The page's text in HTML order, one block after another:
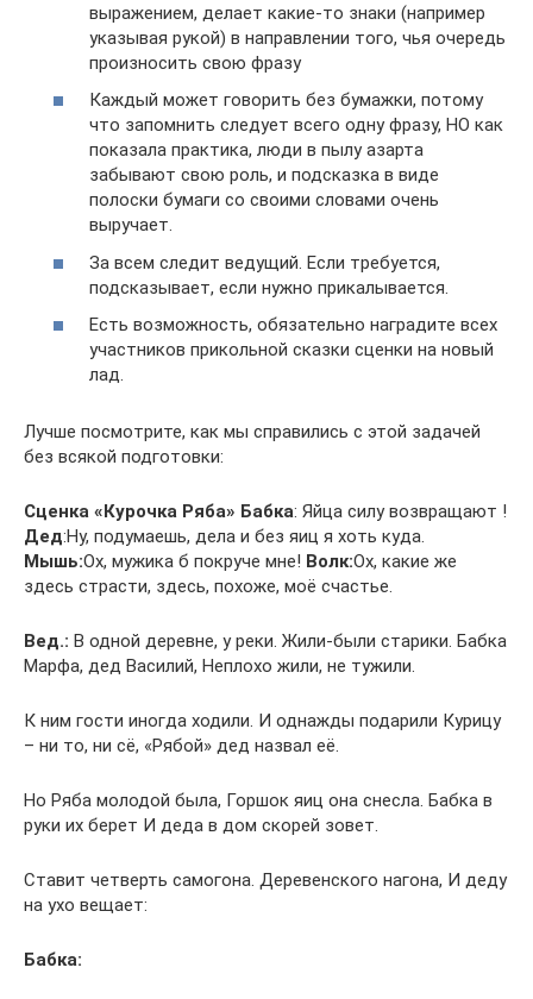
выражением, делает какие-то знаки (например
указывая рукой) в направлении того, чья очередь
произносить свою фразу
Каждый может говорить без бумажки, потому
что запомнить следует всего одну фразу, НО как
показала практика, люди в пылу азарта
забывают свою роль, и подсказка в виде
полоски бумаги со своими словами очень
выручает.
За всем следит ведущий. Если требуется,
подсказывает, если нужно прикалывается.
Есть возможность, обязательно наградите всех
участников прикольной сказки сценки на новый
лад.
Лучше посмотрите, как мы справились с этой задачей
без всякой подготовки:
Сценка «Курочка Ряба» Бабка: Яйца силу возвращают !
Дед:Ну, подумаешь, дела и без яиц я хоть куда.
Мышь:Ох, мужика б покруче мне! Волк:Ох, какие же
здесь страсти, здесь, похоже, моё счастье.
Вед.: В одной деревне, у реки. Жили-были старики. Бабка
Марфа, дед Василий, Неплохо жили, не тужили.
К ним гости иногда ходили. И однажды подарили Курицу
– ни то, ни сё, «Рябой» дед назвал её.
Но Ряба молодой была, Горшок яиц она снесла. Бабка в
руки их берет И деда в дом скорей зовет.
Ставит четверть самогона. Деревенского нагона, И деду
на ухо вещает:
Бабка: